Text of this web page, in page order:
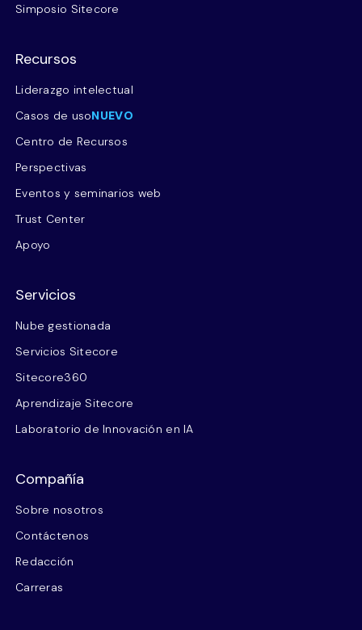
Simposio Sitecore
Recursos
Liderazgo intelectual
Casos de usoNUEVO
Centro de Recursos
Perspectivas
Eventos y seminarios web
Trust Center
Apoyo
Servicios
Nube gestionada
Servicios Sitecore
Sitecore360
Aprendizaje Sitecore
Laboratorio de Innovación en IA
Compañía
Sobre nosotros
Contáctenos
Redacción
Carreras